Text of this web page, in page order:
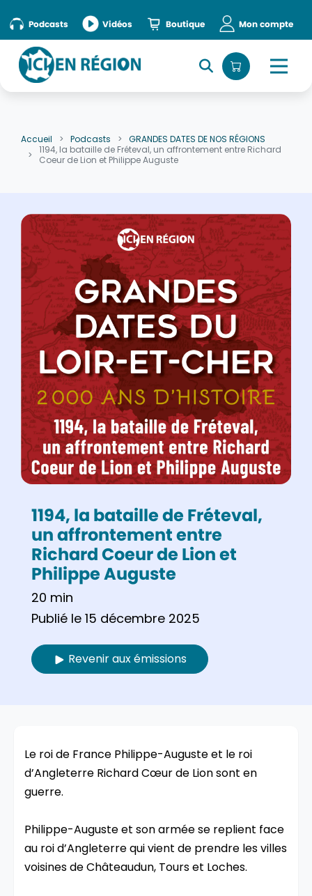
Podcasts Vidéos Boutique Mon compte
Accueil»episode
Accueil Podcasts
GRANDES DATES DE NOS RÉGIONS
1194, la bataille de Fréteval, un affrontement entre Richard
Coeur de Lion et Philippe Auguste
1194, la bataille de Fréteval,
un affrontement entre
Richard Coeur de Lion et
Philippe Auguste
20 min
Publié le 15 décembre 2025
Revenir aux émissions
Le roi de France Philippe-Auguste et le roi
d’Angleterre Richard Cœur de Lion sont en
guerre.
Philippe-Auguste et son armée se replient face
au roi d’Angleterre qui vient de prendre les villes
voisines de Châteaudun, Tours et Loches.